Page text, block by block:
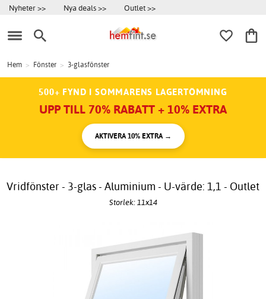
Nyheter >> Nya deals >> Outlet >>
Hem > Fönster > 3-glasfönster
500+ FYND I SOMMARENS LAGERTÖMNING
UPP TILL 70% RABATT + 10% EXTRA
AKTIVERA 10% EXTRA →
Vridfönster - 3-glas - Aluminium - U-värde: 1,1 - Outlet
Storlek: 11x14